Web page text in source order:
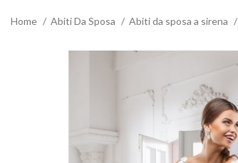
Home Abiti Da Sposa Abiti da sposa a sirena